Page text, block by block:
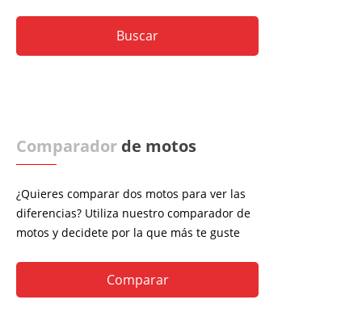
Comparador de motos
¿Quieres comparar dos motos para ver las
diferencias? Utiliza nuestro comparador de
motos y decidete por la que más te guste
Comparar